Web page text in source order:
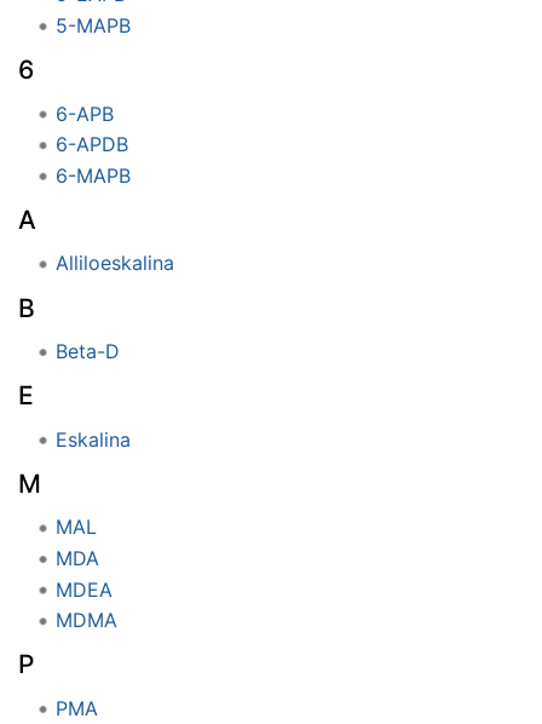
5-MAPB
6
6-APB
6-APDB
6-MAPB
A
Alliloeskalina
B
Beta-D
E
Eskalina
M
MAL
MDA
MDEA
MDMA
P
PMA